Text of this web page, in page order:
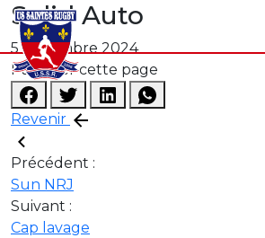
Solid Auto
5 novembre 2024
Revenir
Partager cette page
Précédent :
Sun NRJ
Suivant :
Cap lavage